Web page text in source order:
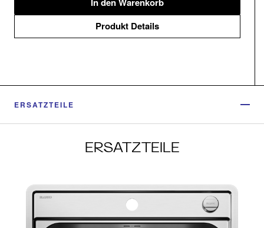
In den Warenkorb
Produkt Details
ERSATZTEILE
ERSATZTEILE